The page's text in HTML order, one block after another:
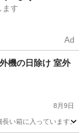
ます
Ad
機の日除け 室外
8月9日
い箱に入っています。